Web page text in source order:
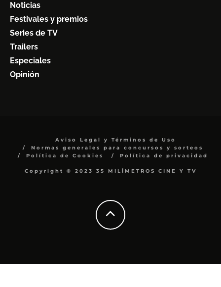
Noticias
Festivales y premios
Series de TV
Trailers
Especiales
Opinión
Aviso Legal y Términos de Uso
Normas generales para concursos y sorteos
Política de Cookies
Política de privacidad
Copyright © 2023 35 MILÍMETROS CINE Y TV